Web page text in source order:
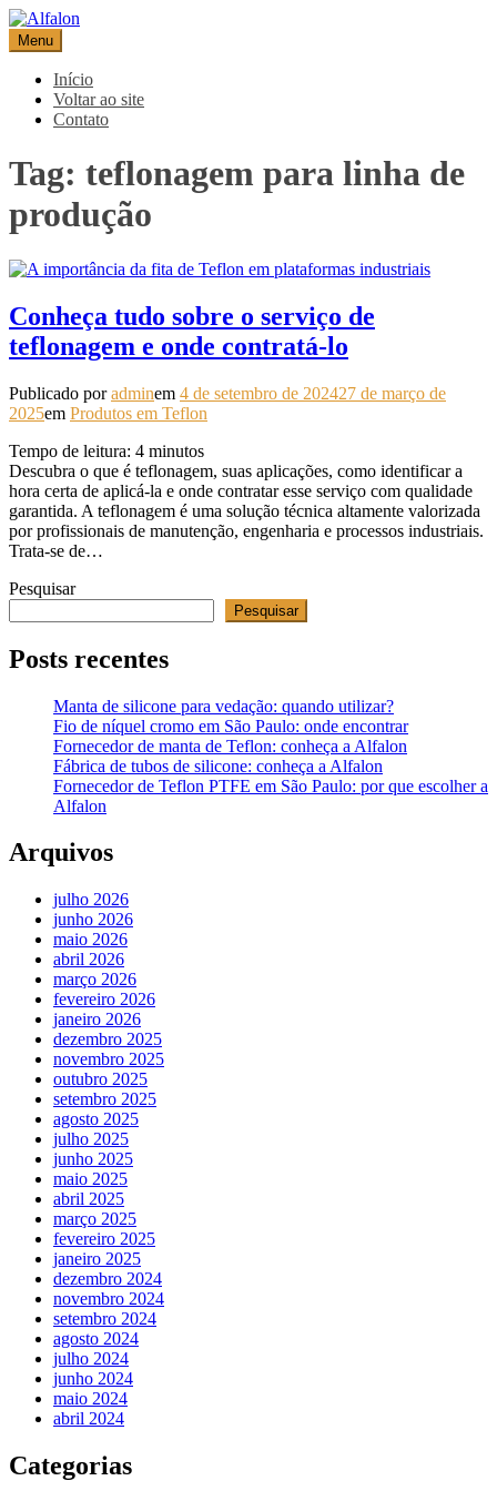
Pular
para
o
conteúdo
Alfalon
comércio e serviços pertinentes aos produtos de embalagens
Menu
Início
Voltar ao site
Contato
Tag: teflonagem para linha de
produção
Conheça tudo sobre o serviço de
teflonagem e onde contratá-lo
Publicado poradminem 4 de setembro de 202427 de março de
2025em Produtos em Teflon
Tempo de leitura: 4 minutos
Descubra o que é teflonagem, suas aplicações, como identificar a
hora certa de aplicá-la e onde contratar esse serviço com qualidade
garantida. A teflonagem é uma solução técnica altamente valorizada
por profissionais de manutenção, engenharia e processos industriais.
Trata-se de…
Pesquisar
Pesquisar
Posts recentes
Manta de silicone para vedação: quando utilizar?
Fio de níquel cromo em São Paulo: onde encontrar
Fornecedor de manta de Teflon: conheça a Alfalon
Fábrica de tubos de silicone: conheça a Alfalon
Fornecedor de Teflon PTFE em São Paulo: por que escolher a
Alfalon
Arquivos
julho 2026
junho 2026
maio 2026
abril 2026
março 2026
fevereiro 2026
janeiro 2026
dezembro 2025
novembro 2025
outubro 2025
setembro 2025
agosto 2025
julho 2025
junho 2025
maio 2025
abril 2025
março 2025
fevereiro 2025
janeiro 2025
dezembro 2024
novembro 2024
setembro 2024
agosto 2024
julho 2024
junho 2024
maio 2024
abril 2024
Categorias